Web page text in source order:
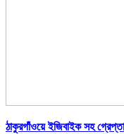
ঠাকুরগাঁওয়ে ইজিবাইক সহ